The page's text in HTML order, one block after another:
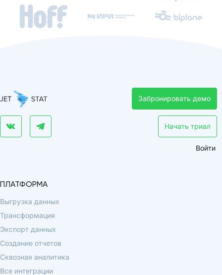
Забронировать демо
Начать триал
Войти
ПЛАТФОРМА
Выгрузка данных
Трансформация
Экспорт данных
Создание отчетов
Сквозная аналитика
Все интеграции